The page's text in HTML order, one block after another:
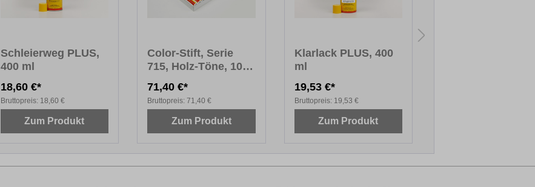
Schleierweg PLUS,
400 ml
18,60 €*
Bruttopreis: 18,60 €
Zum Produkt
Color-Stift, Serie
715, Holz-Töne, 10er
71,40 €*
Bruttopreis: 71,40 €
Zum Produkt
Klarlack PLUS, 400
ml
19,53 €*
Bruttopreis: 19,53 €
Zum Produkt